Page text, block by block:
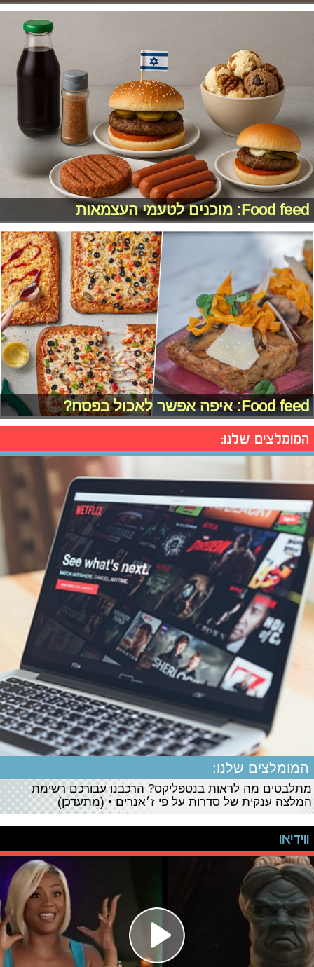
Food feed: מוכנים לטעמי העצמאות
Food feed: איפה אפשר לאכול בפסח?
המומלצים שלנו:
המומלצים שלנו:
מתלבטים מה לראות בנטפליקס? הרכבנו עבורכם רשימת
המלצה ענקית של סדרות על פי ז׳אנרים • (מתעדכן)
ווידיאו